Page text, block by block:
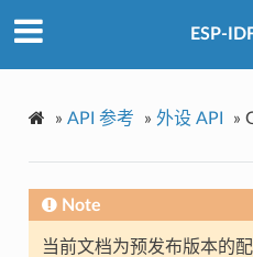
ESP-
» API 参考 » 外设 API »
Note
当前文档为预发布版本的